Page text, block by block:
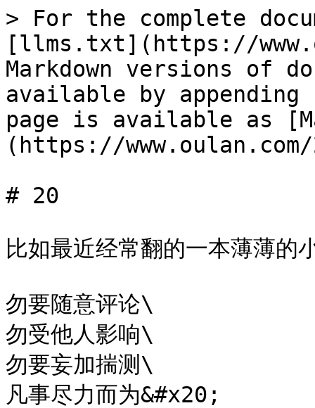
> For the complete
[llms.txt](https://
Markdown versions of
available by
page is available as
(https://
# 20
比如最近经常翻的一本薄薄
勿要随意评论\
勿受他人影响\
勿要妄加揣测\
凡事尽力而为&#x20;